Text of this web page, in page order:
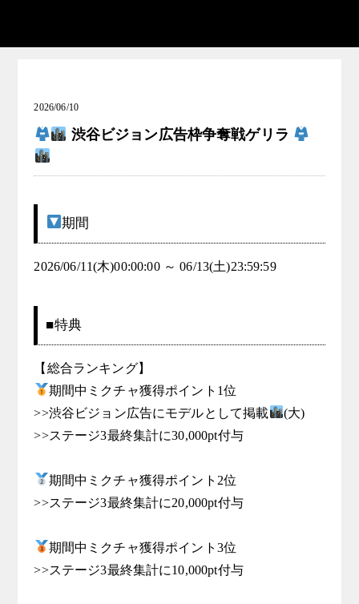
2026/06/10
渋谷ビジョン広告枠争奪戦ゲリラ
期間
2026/06/11(木)00:00:00 ～ 06/13(土)23:59:59
■特典
期間中ミクチャ獲得ポイント1位
>>渋谷ビジョン広告にモデルとして掲載
(大)
>>ステージ3最終集計に30,000pt付与
期間中ミクチャ獲得ポイント2位
>>ステージ3最終集計に20,000pt付与
期間中ミクチャ獲得ポイント3位
>>ステージ3最終集計に10,000pt付与